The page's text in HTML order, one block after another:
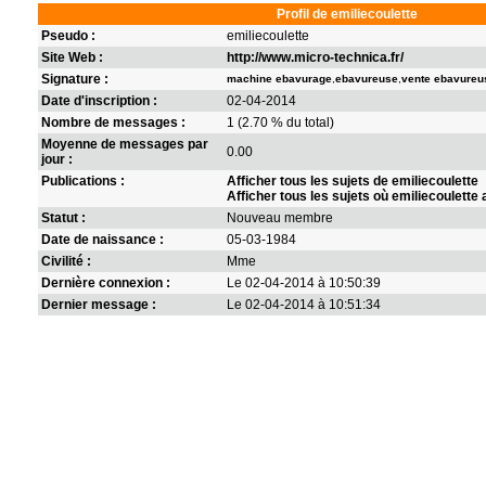
Profil de emiliecoulette
Pseudo :
emiliecoulette
Site Web :
http://www.micro-technica.fr/
Signature :
machine ebavurage ebavureuse vente
Date d'inscription :
02-04-2014
Nombre de messages :
1 (2.70 % du total)
Moyenne de messages par
jour :
0.00
Publications :
Afficher tous les sujets de emiliecoulette
Afficher tous les sujets où emiliecoulette
Statut :
Nouveau membre
Date de naissance :
05-03-1984
Civilité :
Mme
Dernière connexion :
Le 02-04-2014 à 10:50:39
Dernier message :
Le 02-04-2014 à 10:51:34